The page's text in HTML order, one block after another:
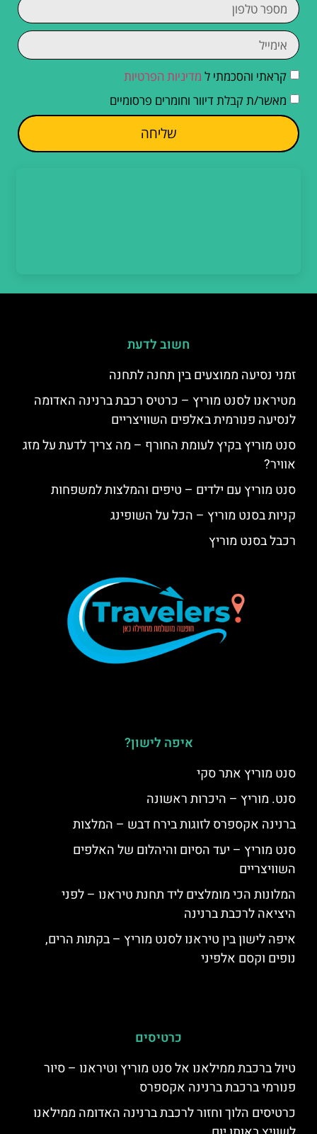
קראתי והסכמתי ל מדיניות הפרטיות
מאשר/ת קבלת דיוור וחומרים פרסומיים
שליחה
חשוב לדעת
זמני נסיעה ממוצעים בין תחנה לתחנה
מטיראנו לסנט מוריץ – כרטיס רכבת ברנינה האדומה
לנסיעה פנורמית באלפים השוויצריים
סנט מוריץ בקיץ לעומת החורף – מה צריך לדעת על מזג
אוויר?
סנט מוריץ עם ילדים – טיפים והמלצות למשפחות
קניות בסנט מוריץ – הכל על השופינג
רכבל בסנט מוריץ
איפה לישון?
סנט מוריץ אתר סקי
סנט. מוריץ – היכרות ראשונה
ברנינה אקספרס לזוגות בירח דבש – המלצות
סנט מוריץ – יעד הסיום והיהלום של האלפים
השוויצריים
המלונות הכי מומלצים ליד תחנת טיראנו – לפני
היציאה לרכבת ברנינה
איפה לישון בין טיראנו לסנט מוריץ – בקתות הרים,
נופים וקסם אלפיני
כרטיסים
טיול ברכבת ממילאנו אל סנט מוריץ וטיראנו – סיור
פנורמי ברכבת ברנינה אקספרס
כרטיסים הלוך וחזור לרכבת ברנינה האדומה ממילאנו